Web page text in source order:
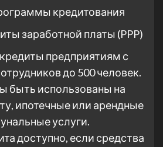
кредитования
заработной платы (PPP)
предприятиям с
до 500 человек.
быть использованы на
ипотечные или арендные
услуги.
доступно, если средства